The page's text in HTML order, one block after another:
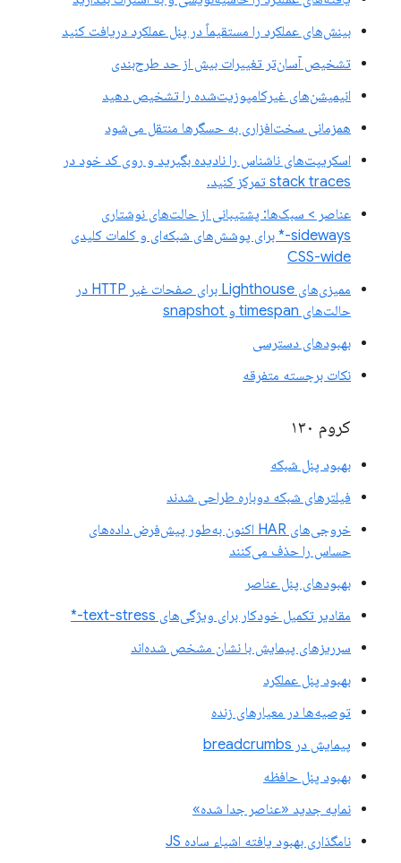
بینش‌های عملکرد را مستقیماً در پنل عملکرد دریافت کنید
تشخیص آسان‌تر تغییرات بیش از حد طرح‌بندی
انیمیشن‌های غیرکامپوزیت‌شده را تشخیص دهید
همزمانی سخت‌افزاری به حسگرها منتقل می‌شود
اسکریپت‌های ناشناس را نادیده بگیرید و روی کد خود در
stack traces تمرکز کنید.
عناصر > سبک‌ها: پشتیبانی از حالت‌های نوشتاری
sideways-* برای پوشش‌های شبکه‌ای و کلمات کلیدی
CSS-wide
ممیزی‌های Lighthouse برای صفحات غیر HTTP در
حالت‌های timespan و snapshot
بهبودهای دسترسی
نکات برجسته متفرقه
کروم ۱۳۰
بهبود پنل شبکه
فیلترهای شبکه دوباره طراحی شدند
خروجی‌های HAR اکنون به‌طور پیش‌فرض داده‌های
حساس را حذف می‌کنند
بهبودهای پنل عناصر
مقادیر تکمیل خودکار برای ویژگی‌های text-stress-*
سرریزهای پیمایش با نشان مشخص شده‌اند
بهبود پنل عملکرد
توصیه‌ها در معیارهای زنده
پیمایش در breadcrumbs
بهبود پنل حافظه
نمایه جدید «عناصر جدا شده»
نامگذاری بهبود یافته اشیاء ساده JS